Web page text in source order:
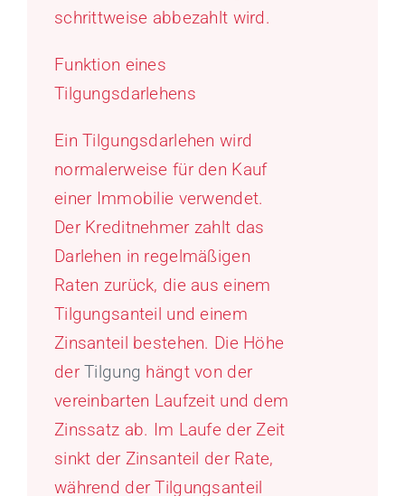
schrittweise abbezahlt wird.
Funktion eines
Tilgungsdarlehens
Ein Tilgungsdarlehen wird
normalerweise für den Kauf
einer Immobilie verwendet.
Der Kreditnehmer zahlt das
Darlehen in regelmäßigen
Raten zurück, die aus einem
Tilgungsanteil und einem
Zinsanteil bestehen. Die Höhe
derTilgung hängt von der
vereinbarten Laufzeit und dem
Zinssatz ab. Im Laufe der Zeit
sinkt der Zinsanteil der Rate,
während der Tilgungsanteil